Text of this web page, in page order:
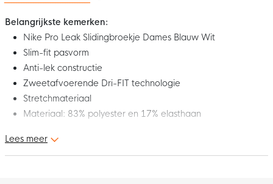
Belangrijkste kemerken:
Nike Pro Leak Slidingbroekje Dames Blauw Wit
Slim-fit pasvorm
Anti-lek constructie
Zweetafvoerende Dri-FIT technologie
Stretchmateriaal
Materiaal: 83% polyester en 17% elasthaan
Dit is het Nike Pro Leak Slidingbroekje voor vrouwen! Het
slidingbroekje is voorzien van bescherming tegen doorlekken,
Lees meer